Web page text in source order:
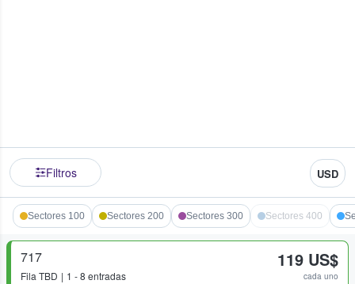
Filtros USD
Sectores 100 Sectores 200 Sectores 300 Sectores 400
717
Fila TBD 1 - 8 entradas
119 US$
cada uno